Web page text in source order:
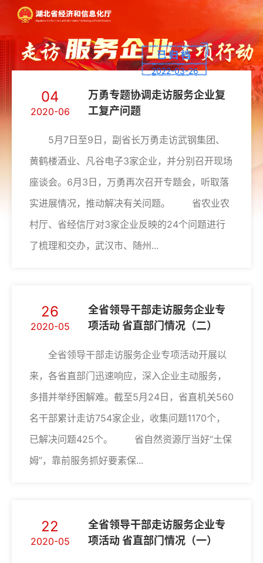
2022-03-26
万勇专题协调走访服务企业复
工复产问题
5月7日至9日，副省长万勇走访武钢集团、
黄鹤楼酒业、凡谷电子3家企业，并分别召开现场
座谈会。6月3日，万勇再次召开专题会，听取落
实进展情况，推动解决有关问题。 省农业农
村厅、省经信厅对3家企业反映的24个问题进行
了梳理和交办，武汉市、随州...
04
2020-06
全省领导干部走访服务企业专
项活动 省直部门情况（二）
全省领导干部走访服务企业专项活动开展以
来，各省直部门迅速响应，深入企业主动服务，
多措并举纾困解难。截至5月24日，省直机关560
名干部累计走访754家企业，收集问题1170个，
已解决问题425个。 省自然资源厅当好“土保
姆”，靠前服务抓好要素保...
26
2020-05
全省领导干部走访服务企业专
项活动 省直部门情况（一）
22
2020-05